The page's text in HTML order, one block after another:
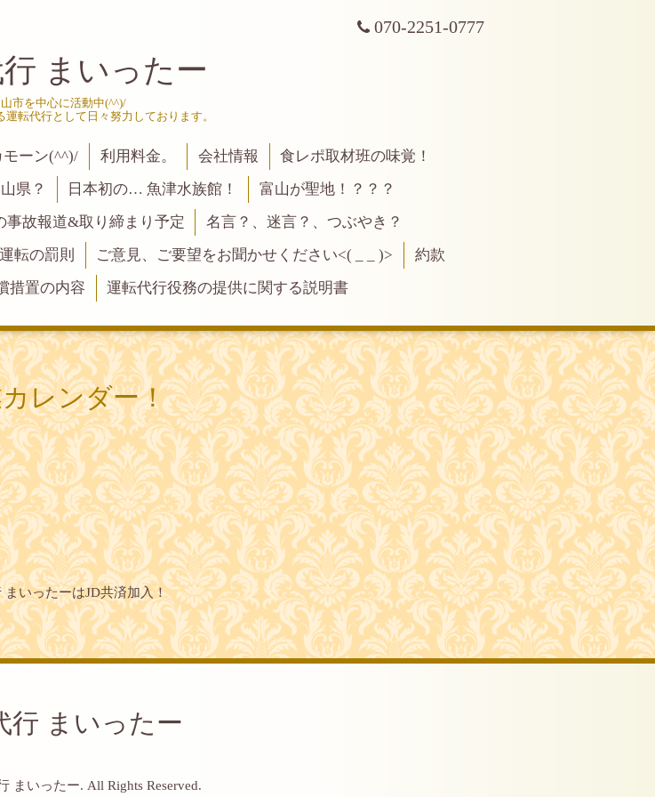
070-2251-0777
まいったー
市を中心に活動中(^^)/
運転代行として日々努力しております。
ーン(^^)/ 利用料金。 会社情報
食レポ取材班の味覚！
県？ 日本初の… 魚津水族館！
富山が聖地！？？？
事故報道&取り締まり予定
名言？、迷言？、つぶやき？
転の罰則 ご意見、ご要望をお聞かせください<( _ _ )>
約款
措置の内容
運転代行役務の提供に関する説明書
レンダー！
まいったーはJD共済加入！
行 まいったー
まいったー. All Rights Reserved.